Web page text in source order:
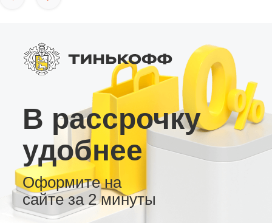
В рассрочку
удобнее
Оформите на
сайте за 2 минуты